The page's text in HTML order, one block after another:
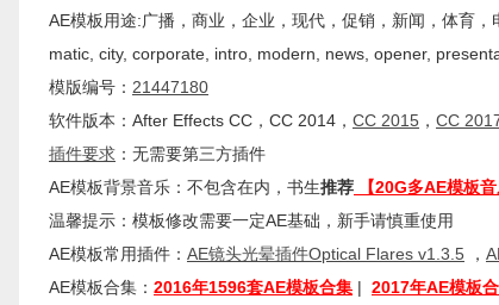
AE模板用途:广播，商业，企业，现代，促销，新闻，体育
matic, city, corporate, intro, modern, news, opener,
模版编号： 21447180
软件版本： After Effects CC ，CC 2014， CC 2015 ， CC
插件要求 ：无需要第三方插件
AE模板背景音乐：不包含在内，书生推荐 【20G多AE模板音
温馨提示：模板修改需要一定AE基础，新手请慎重使用
AE模板常用插件： AE镜头光晕插件Optical Flares v1.3.5 ，
AE模板合集： 2016年1596套AE模板合集 | 2017年AE模板